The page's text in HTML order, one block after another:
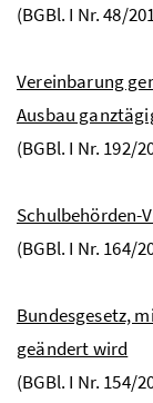
(BGBl. I Nr. 48/
Vereinbarung
Ausbau
(BGBl. I Nr. 192/
Schulbehörden-
(BGBl. I Nr. 164/
Bundesgesetz,
geändert wird
(BGBl. I Nr. 154/